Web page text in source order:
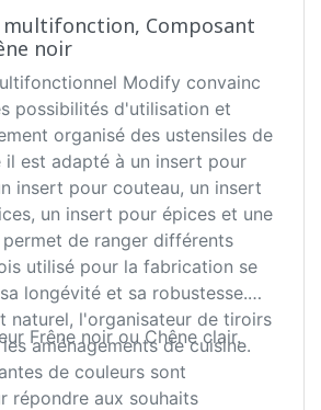
Composant
noir
Modify convainc
possibilités d'utilisation et
organisé des ustensiles de
il est adapté à un insert pour
insert pour couteau, un insert
un insert pour épices et une
de ranger différents
utilisé pour la fabrication se
longévité et sa robustesse.
naturel, l'organisateur de tiroirs
aménagements de cuisine.
de couleurs sont
répondre aux souhaits
Frêne noir ou Chêne clair.